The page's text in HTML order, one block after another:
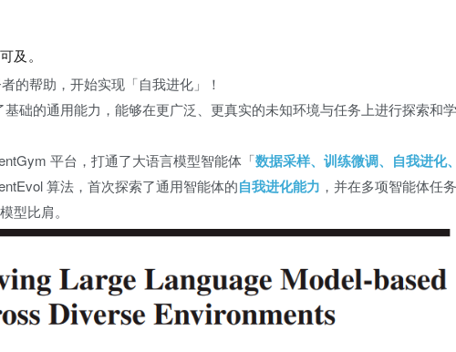
及。
的帮助，开始实现「自我进化」！
础的通用能力，能够在更广泛、更真实的未知环境与任务上进行探索和学
平台，打通了大语言模型智能体「数据采样、训练微调、自我进化
算法，首次探索了通用智能体的自我进化能力 ，并在多项智能体任务
型比肩。